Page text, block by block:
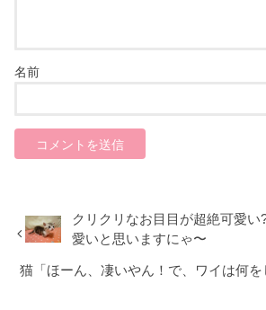
名前
クリクリなお目目が超絶可愛い
愛いと思いますにゃ〜
猫「ほーん、凄いやん！で、ワイは何を